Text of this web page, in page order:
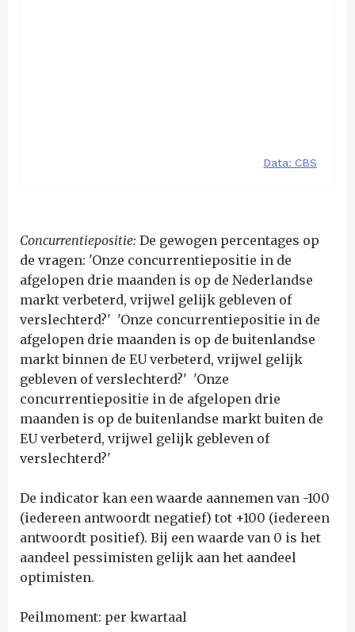
Concurrentiepositie: De gewogen percentages op
de vragen: 'Onze concurrentiepositie in de
afgelopen drie maanden is op de Nederlandse
markt verbeterd, vrijwel gelijk gebleven of
verslechterd?' 'Onze concurrentiepositie in de
afgelopen drie maanden is op de buitenlandse
markt binnen de EU verbeterd, vrijwel gelijk
gebleven of verslechterd?' 'Onze
concurrentiepositie in de afgelopen drie
maanden is op de buitenlandse markt buiten de
EU verbeterd, vrijwel gelijk gebleven of
verslechterd?'
De indicator kan een waarde aannemen van -100
(iedereen antwoordt negatief) tot +100 (iedereen
antwoordt positief). Bij een waarde van 0 is het
aandeel pessimisten gelijk aan het aandeel
optimisten.
Peilmoment: per kwartaal